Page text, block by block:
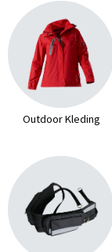
Outdoor Kleding